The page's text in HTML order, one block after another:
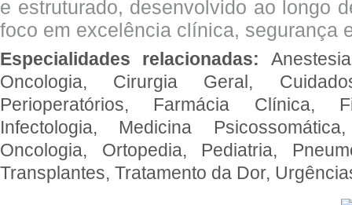
e estruturado, desenvolvido ao longo
foco em excelência clínica, segurança
Especialidades relacionadas:
Oncologia, Cirurgia Geral,
Perioperatórios, Farmácia Clínica,
Infectologia, Medicina
Oncologia, Ortopedia, Pediatria,
Transplantes, Tratamento da Dor,